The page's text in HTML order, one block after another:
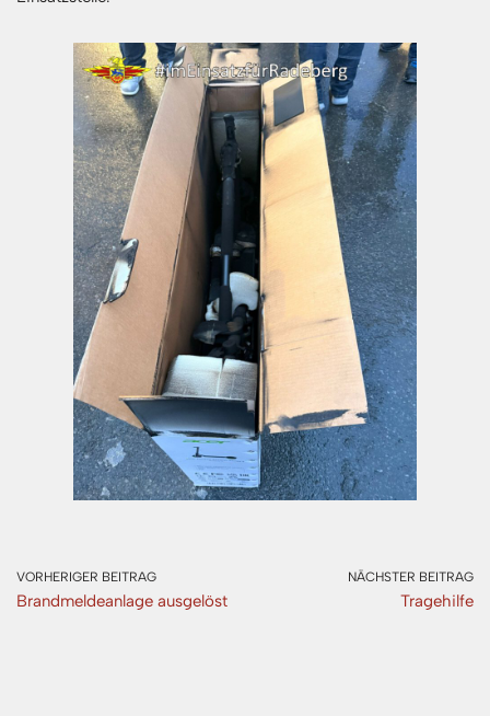
VORHERIGER BEITRAG
Brandmeldeanlage ausgelöst
NÄCHSTER BEITRAG
Tragehilfe